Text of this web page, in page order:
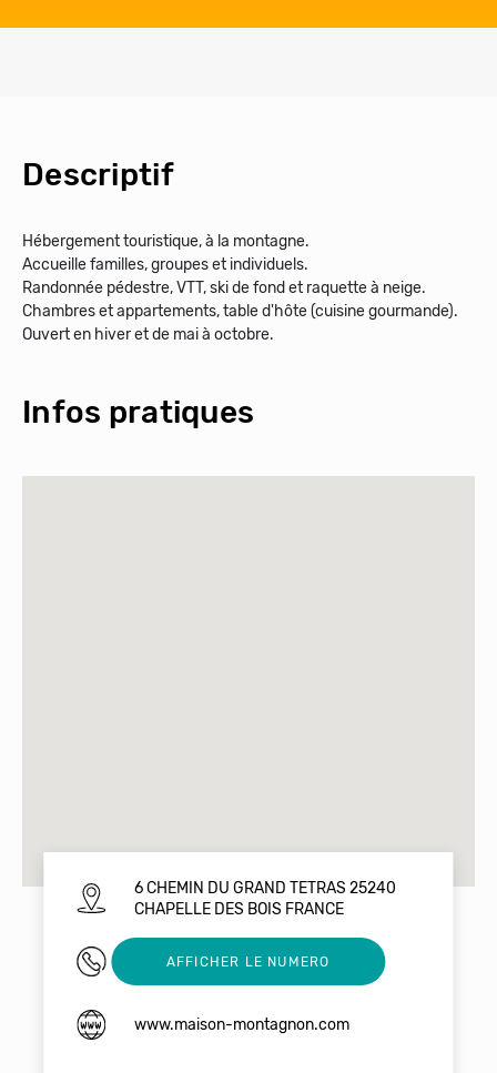
Descriptif
Hébergement touristique, à la montagne.
Accueille familles, groupes et individuels.
Randonnée pédestre, VTT, ski de fond et raquette à neige.
Chambres et appartements, table d'hôte (cuisine gourmande).
Ouvert en hiver et de mai à octobre.
Infos pratiques
6 CHEMIN DU GRAND TETRAS 25240
CHAPELLE DES BOIS FRANCE
0381692630
AFFICHER LE NUMERO
www.maison-montagnon.com